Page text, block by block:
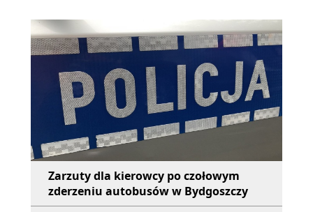
Zarzuty dla kierowcy po czołowym
zderzeniu autobusów w Bydgoszczy